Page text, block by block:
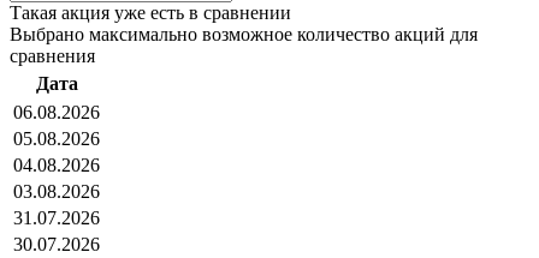
Такая акция уже есть в сравнении
Выбрано максимально возможное количество акций для
сравнения
Дата
06.08.2026
05.08.2026
04.08.2026
03.08.2026
31.07.2026
30.07.2026